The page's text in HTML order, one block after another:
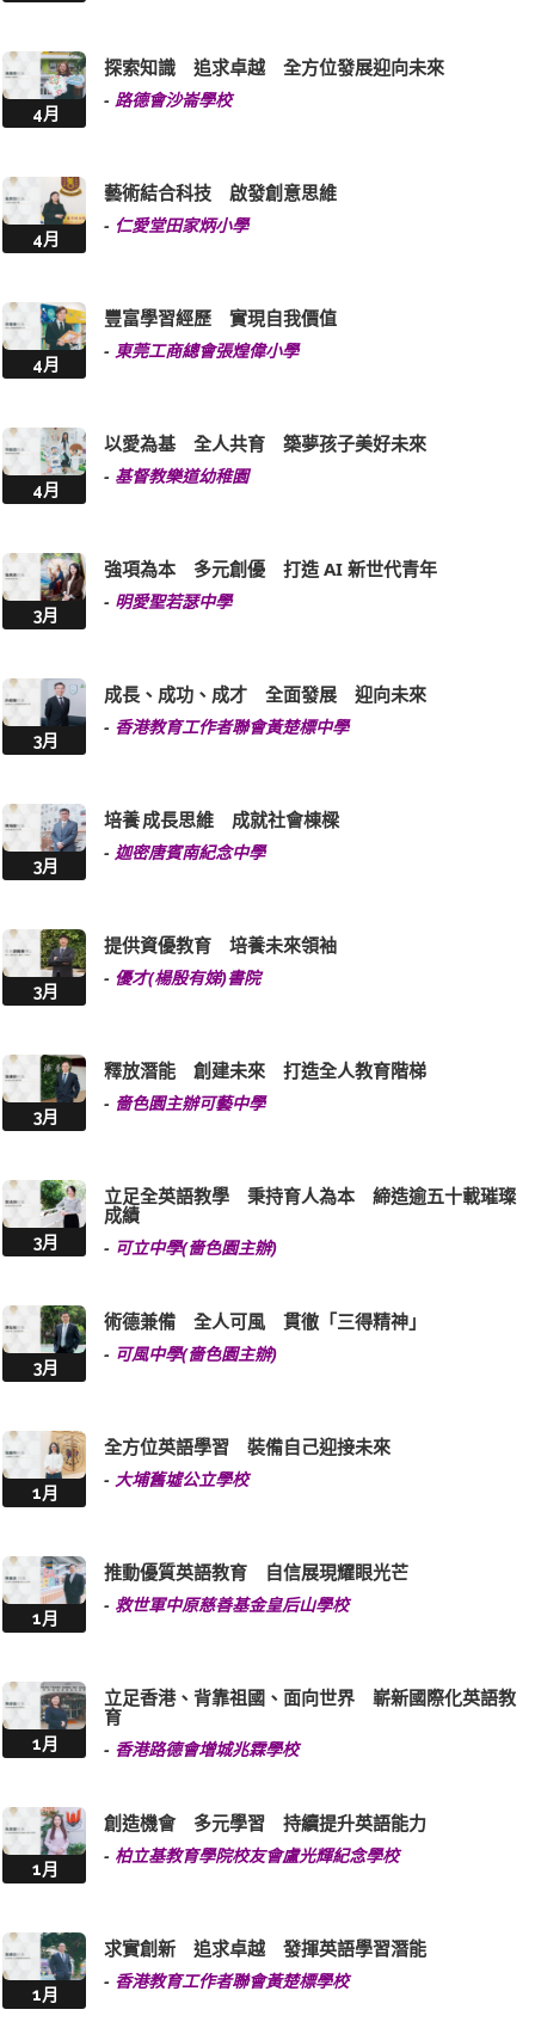
4月
探索知識 追求卓越 全方位發展迎向未來
- 路德會沙崙學校
4月
藝術結合科技 啟發創意思維
- 仁愛堂田家炳小學
4月
豐富學習經歷 實現自我價值
- 東莞工商總會張煌偉小學
4月
以愛為基 全人共育 築夢孩子美好未來
- 基督教樂道幼稚園
3月
強項為本 多元創優 打造 AI 新世代青年
- 明愛聖若瑟中學
3月
成長、成功、成才 全面發展 迎向未來
- 香港教育工作者聯會黃楚標中學
3月
培養 成長思維 成就社會棟樑
- 迦密唐賓南紀念中學
3月
提供資優教育 培養未來領袖
- 優才(楊殷有娣)書院
3月
釋放潛能 創建未來 打造全人教育階梯
- 嗇色園主辦可藝中學
3月
立足全英語教學 秉持育人為本 締造逾五十載璀璨
成績
- 可立中學(嗇色園主辦)
3月
術德兼備 全人可風 貫徹「三得精神」
- 可風中學(嗇色園主辦)
1月
全方位英語學習 裝備自己迎接未來
- 大埔舊墟公立學校
1月
推動優質英語教育 自信展現耀眼光芒
- 救世軍中原慈善基金皇后山學校
1月
立足香港、背靠祖國、面向世界 嶄新國際化英語教
育
- 香港路德會增城兆霖學校
1月
創造機會 多元學習 持續提升英語能力
- 柏立基教育學院校友會盧光輝紀念學校
1月
求實創新 追求卓越 發揮英語學習潛能
- 香港教育工作者聯會黃楚標學校